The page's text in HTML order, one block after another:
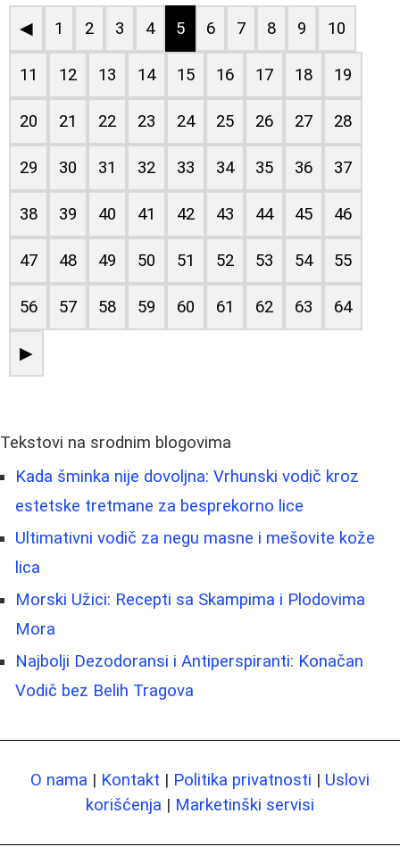
◀ 1 2 3 4 5 6 7 8 9 10
11 12 13 14 15 16 17 18 19
20 21 22 23 24 25 26 27 28
29 30 31 32 33 34 35 36 37
38 39 40 41 42 43 44 45 46
47 48 49 50 51 52 53 54 55
56 57 58 59 60 61 62 63 64
▶
Tekstovi na srodnim blogovima
Kada šminka nije dovoljna: Vrhunski vodič kroz
estetske tretmane za besprekorno lice
Ultimativni vodič za negu masne i mešovite kože
lica
Morski Užici: Recepti sa Skampima i Plodovima
Mora
Najbolji Dezodoransi i Antiperspiranti: Konačan
Vodič bez Belih Tragova
O nama | Kontakt | Politika privatnosti | Uslovi
korišćenja | Marketinški servisi